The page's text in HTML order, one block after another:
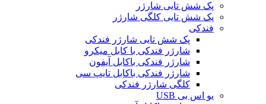
پک شش تایی شارژر
پک شش تایی کلگی شارژر
فندکی
پک شش تایی شارژر فندکی
شارژر فندکی با کابل میکرو
شارژر فندکی باکابل آیفون
شارژر فندکی باکابل تایپ سی
کلگی شارژر فندکی
یو اس بی USB